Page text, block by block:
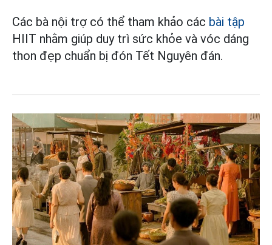
Các bà nội trợ có thể tham khảo các bài tập
HIIT nhằm giúp duy trì sức khỏe và vóc dáng
thon đẹp chuẩn bị đón Tết Nguyên đán.